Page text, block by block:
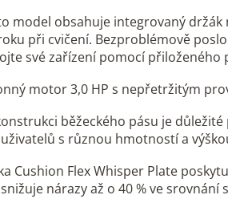
model obsahuje integrovaný
při cvičení. Bezproblémově
své zařízení pomocí přiloženého
motor 3,0 HP s nepřetržitým
běžeckého pásu je
s různou hmotností a
Cushion Flex Whisper Plate
snižuje nárazy až o 40 % ve srovnání